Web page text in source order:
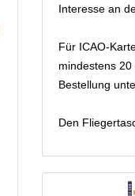
Interesse an
Für ICAO-
mindestens
Bestellung
Den